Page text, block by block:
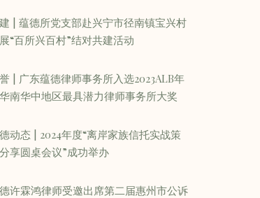
| 蕴德所党支部赴兴宁市径南镇宝兴村
“百所兴百村”结对共建活动
| 广东蕴德律师事务所入选2023ALB年
南华中地区最具潜力律师事务所大奖
动态 | 2024年度“离岸家族信托实战策
享圆桌会议”成功举办
许霖鸿律师受邀出席第二届惠州市公诉